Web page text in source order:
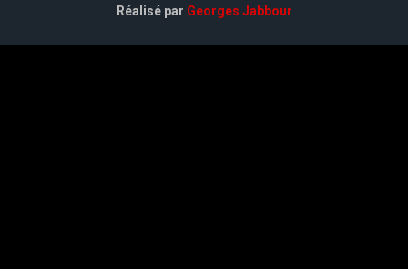
Réalisé par Georges Jabbour